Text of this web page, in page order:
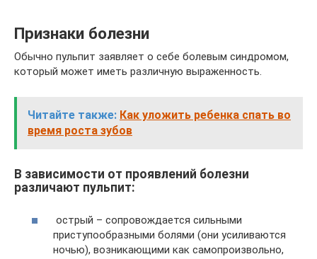
Признаки болезни
Обычно пульпит заявляет о себе болевым синдромом,
который может иметь различную выраженность.
Читайте также: Как уложить ребенка спать во
время роста зубов
В зависимости от проявлений болезни
различают пульпит:
острый – сопровождается сильными
приступообразными болями (они усиливаются
ночью), возникающими как самопроизвольно,